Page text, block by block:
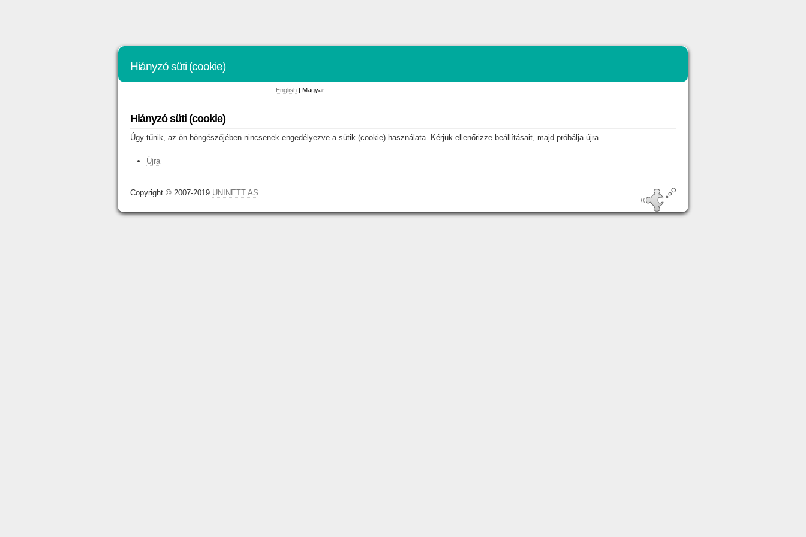
Hiányzó süti (cookie)
English| Magyar
Hiányzó süti (cookie)
Úgy tűnik, az ön böngészőjében nincsenek engedélyezve a sütik (cookie) használata. Kérjük ellenőrizze beállításait, majd próbálja újra.
Újra
Copyright © 2007-2019 UNINETT AS